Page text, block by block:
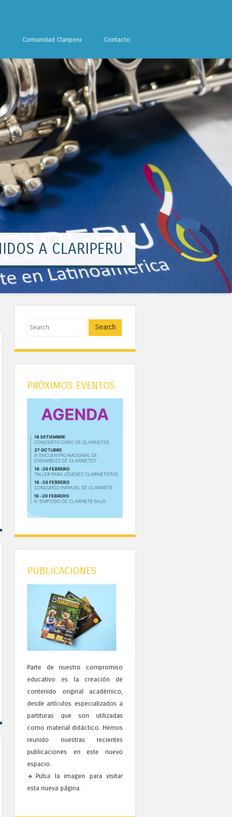
Comunidad Clariperu Contacto
¡CREATIVIDAD!
Search
PRÓXIMOS EVENTOS
PUBLICACIONES
Parte de nuestro compromiso
educativo es la creación de
contenido original académico,
desde artículos especializados a
partituras que son utilizadas
como material didáctico. Hemos
reunido nuestras recientes
publicaciones en este nuevo
espacio.
🔹Pulsa la imagen para visitar
esta nueva página.